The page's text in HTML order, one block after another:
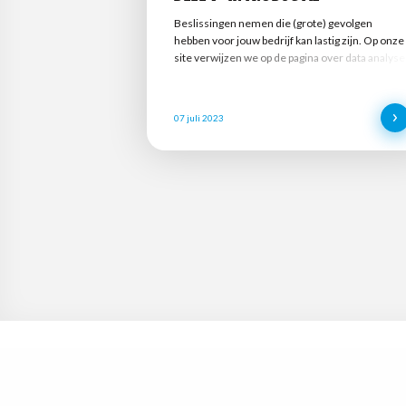
Beslissingen nemen die (grote) gevolgen
hebben voor jouw bedrijf kan lastig zijn. Op onze
site verwijzen we op de pagina over data analyse
en ander aanstippen als mogelijk verbeterpunt.
Echter, wil je wel graag enige zekerheid hebben
in de juistheid van de beslissing(en) die jij en je
07 juli 2023